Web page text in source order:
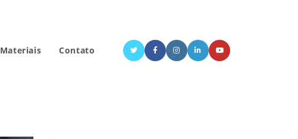
Materiais Contato